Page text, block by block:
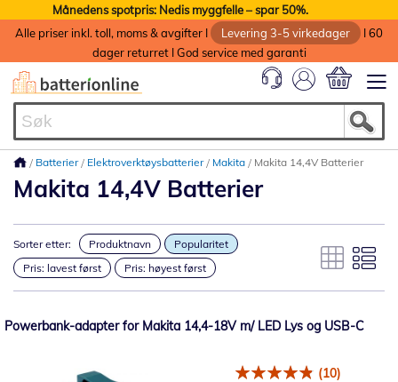
Månedens spotpris: Nedis myggfelle – spar 50%.
Alle priser inkl. toll, moms & avgifter I
Levering 3-5 virkedager
I 60
dager returret I God service med garanti
Batterier Elektroverktøysbatterier Makita Makita 14,4V Batterier
Makita 14,4V Batterier
Sorter etter: Produktnavn
Popularitet
Pris: lavest først
Pris: høyest først
Powerbank-adapter for Makita 14,4-18V m/ LED Lys og USB-C
(10)